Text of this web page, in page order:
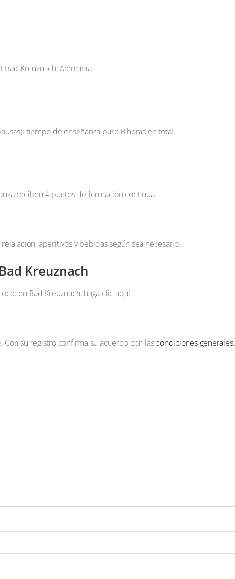
Kreuznach, Alemania
tiempo de enseñanza puro 8 horas en total
reciben 4 puntos de formación continua
aperitivos y bebidas según sea necesario.
Kreuznach
en Bad Kreuznach, haga clic aquí.
su registro confirma su acuerdo con las condiciones generales.